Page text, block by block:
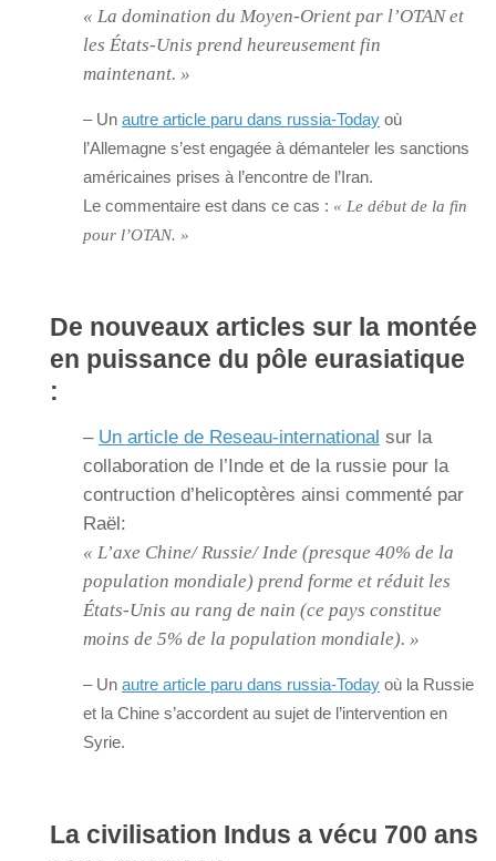
« La domination du Moyen-Orient par l’OTAN et
les États-Unis prend heureusement fin
maintenant. »
– Un autre article paru dans russia-Today où
l’Allemagne s’est engagée à démanteler les sanctions
américaines prises à l’encontre de l’Iran.
Le commentaire est dans ce cas : « Le début de la fin
pour l’OTAN. »
De nouveaux articles sur la montée
en puissance du pôle eurasiatique
:
– Un article de Reseau-international sur la
collaboration de l’Inde et de la russie pour la
contruction d’helicoptères ainsi commenté par
Raël:
« L’axe Chine/ Russie/ Inde (presque 40% de la
population mondiale) prend forme et réduit les
États-Unis au rang de nain (ce pays constitue
moins de 5% de la population mondiale). »
– Un autre article paru dans russia-Today où la Russie
et la Chine s’accordent au sujet de l’intervention en
Syrie.
La civilisation Indus a vécu 700 ans